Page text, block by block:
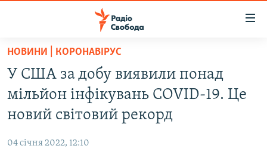
Перейти
основного
матеріалу
до
основної
РАДІО СВОБОДА – 70 РОКІВ
РОСІЙСЬКА «ФІЛЬТРАЦІЯ»
НОВИНИ | КОРОНАВІРУС
У США за добу виявили понад
мільйон інфікувань COVID-19. Це
новий світовий рекорд
04 січня 2022, 12:10